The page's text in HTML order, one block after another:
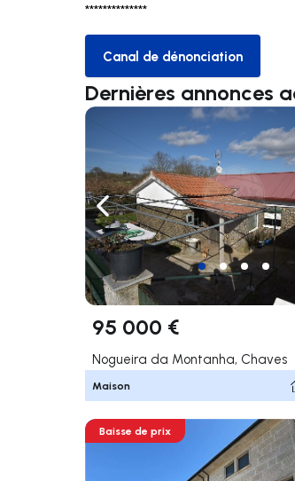
**************
Canal de
Canal de dénonciation
Dernières annonces
Naviguer vers la gauche
95 000 €
Nogueira da Montanha, Chaves
Maison
Baisse de prix